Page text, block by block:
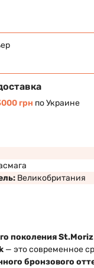
грн по Украине
Великобритания
поколения
— это современное
бронзового